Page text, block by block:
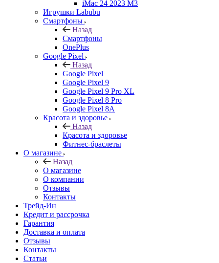
iMac 24 2023 M3
Игрушки Labubu
Смартфоны
Назад
Смартфоны
OnePlus
Google Pixel
Назад
Google Pixel
Google Pixel 9
Google Pixel 9 Pro XL
Google Pixel 8 Pro
Google Pixel 8A
Красота и здоровье
Назад
Красота и здоровье
Фитнес-браслеты
О магазине
Назад
О магазине
О компании
Отзывы
Контакты
Трейд-Ин
Кредит и рассрочка
Гарантия
Доставка и оплата
Отзывы
Контакты
Статьи